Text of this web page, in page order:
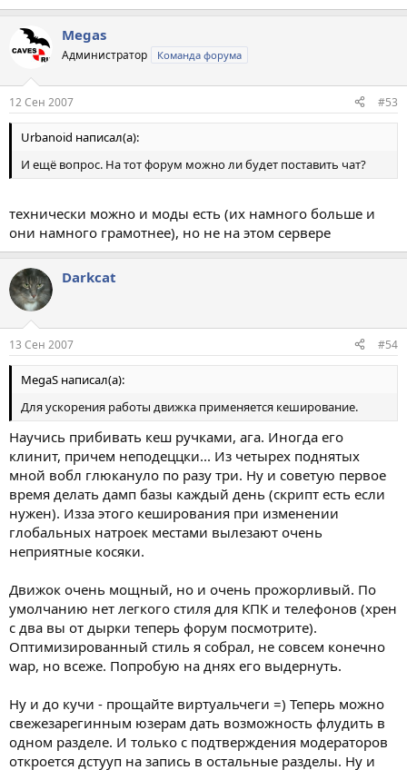
Megas
Администратор Команда форума
12 Сен 2007 #53
Urbanoid написал(а):
И ещё вопрос. На тот форум можно ли будет поставить чат?
технически можно и моды есть (их намного больше и
они намного грамотнее), но не на этом сервере
Darkcat
13 Сен 2007 #54
MegaS написал(а):
Для ускорения работы движка применяется кеширование.
Научись прибивать кеш ручками, ага. Иногда его
клинит, причем неподеццки... Из четырех поднятых
мной вобл глюкануло по разу три. Ну и советую первое
время делать дамп базы каждый день (скрипт есть если
нужен). Изза этого кеширования при изменении
глобальных натроек местами вылезают очень
неприятные косяки.
Движок очень мощный, но и очень прожорливый. По
умолчанию нет легкого стиля для КПК и телефонов (хрен
с два вы от дырки теперь форум посмотрите).
Оптимизированный стиль я собрал, не совсем конечно
wap, но всеже. Попробую на днях его выдернуть.
Ну и до кучи - прощайте виртуальчеги =) Теперь можно
свежезарегинным юзерам дать возможность флудить в
одном разделе. И только с подтверждения модераторов
откроется дстууп на запись в остальные разделы. Ну и